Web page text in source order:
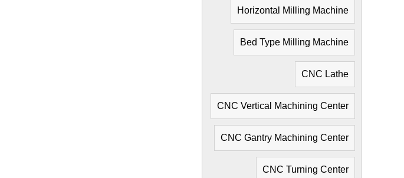
Horizontal Milling Machine
Bed Type Milling Machine
CNC Lathe
CNC Vertical Machining Center
CNC Gantry Machining Center
CNC Turning Center